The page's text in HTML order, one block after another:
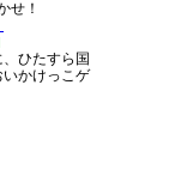
せ！
ひたすら国
いかけっこゲ